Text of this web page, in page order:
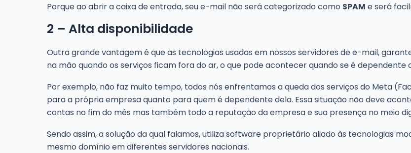
Porque ao abrir a caixa de entrada, seu e-mail não será categorizado como SPAM e será
2 – Alta disponibilidade
Outra grande vantagem é que as tecnologias usadas em nossos servidores de e-mail,
na mão quando os serviços ficam fora do ar, o que pode acontecer quando se é dependente
Por exemplo, não faz muito tempo, todos nós enfrentamos a queda dos serviços do Meta
para a própria empresa quanto para quem é dependente dela. Essa situação não deve
contas no fim do mês mas também todo a reputação da empresa e sua presença no meio
Sendo assim, a solução da qual falamos, utiliza software proprietário aliado às tecnologias
mesmo domínio em diferentes servidores nacionais.